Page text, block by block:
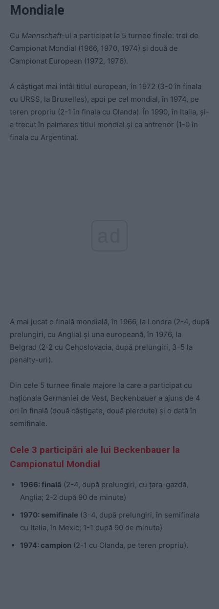
Mondiale
Cu Mannschaft-ul a participat la 5 turnee finale: trei de
Campionat Mondial (1966, 1970, 1974) și două de
Campionat European (1972, 1976).
A câștigat mai întâi titlul european, în 1972 (3-0 în finala
cu URSS, la Bruxelles), apoi pe cel mondial, în 1974, pe
teren propriu (2-1 în finala cu Olanda). În 1990, în Italia, și-
a trecut în palmares titlul mondial şi ca antrenor (1-0 în
finala cu Argentina).
A mai jucat o finală mondială, în 1966, la Londra (2-4, după
prelungiri, cu Anglia) și una europeană, în 1976, la
Belgrad (2-2 cu Cehoslovacia, după prelungiri, 3-5 la
penalty-uri).
Din cele 5 turnee finale majore la care a participat cu
naționala Germaniei de Vest, Beckenbauer a ajuns de 4
ori în finală (două câștigate, două pierdute) și o dată în
semifinale.
Cele 3 participări ale lui Beckenbauer la
Campionatul Mondial
1966: finală (2-4, după prelungiri, cu țara-gazdă,
Anglia; 2-2 după 90 de minute)
1970: semifinale (3-4, după prelungiri, în semifinala
cu Italia, în Mexic; 1-1 după 90 de minute)
1974: campion (2-1 cu Olanda, pe teren propriu).